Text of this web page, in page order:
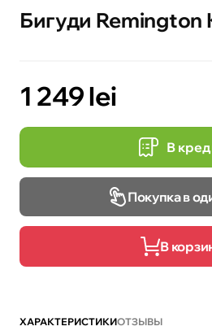
Бигуди Remington
1 249 lei
В
Покупка в
В
ХАРАКТЕРИСТИКИОТЗЫВЫ